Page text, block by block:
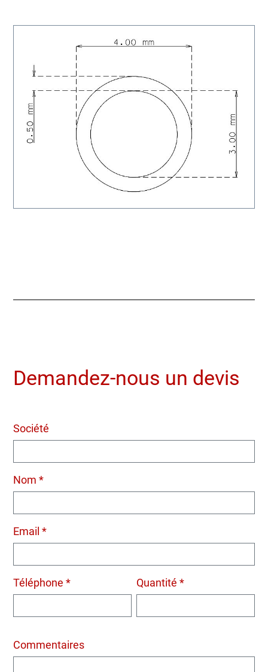
Demandez-nous un devis
Société
Nom *
Email *
Téléphone * Quantité *
Commentaires